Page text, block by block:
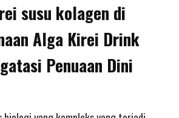
susu kolagen di
Alga Kirei Drink
Penuaan Dini